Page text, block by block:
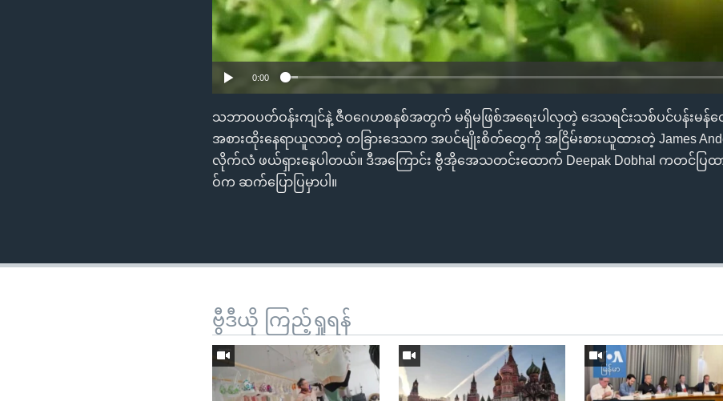
0:00
သဘာဝပတ်ဝန်းကျင်နဲ့ ဇီဝဂေဟစနစ်အတွက် မရှိမဖြစ်အရေးပါလှတဲ့ ဒေသရင်းသစ်ပင်ပန်းမန်တွ
အစားထိုးနေရာယူလာတဲ့ တခြားဒေသက အပင်မျိုးစိတ်တွေကို အငြိမ်းစားယူထားတဲ့ James
လိုက်လံ ဖယ်ရှားနေပါတယ်။ ဒီအကြောင်း ဗွီအိုအေသတင်းထောက် Deepak Dobhal ကတင်ပြထ
ဝ်က ဆက်ပြောပြမှာပါ။
ဗွီဒီယို ကြည့်ရှုရန်